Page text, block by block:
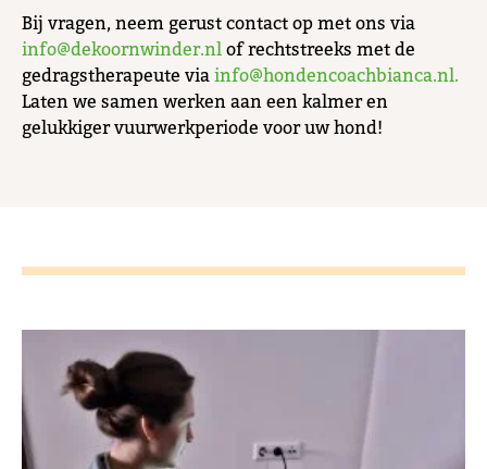
Bij vragen, neem gerust contact op met ons via
info@dekoornwinder.nlof rechtstreeks met de
gedragstherapeute viainfo@hondencoachbianca.nl.
Laten we samen werken aan een kalmer en
gelukkiger vuurwerkperiode voor uw hond!